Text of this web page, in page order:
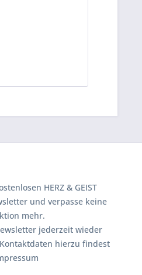
HERZ & GEIST
und verpasse keine
mehr.
jederzeit wieder
hierzu findest